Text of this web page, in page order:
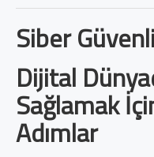
Siber
Dijital
Sağlamak
Adımlar